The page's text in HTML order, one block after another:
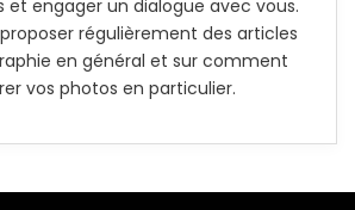
et engager un dialogue avec vous.
régulièrement des articles
en général et sur comment
vos photos en particulier.